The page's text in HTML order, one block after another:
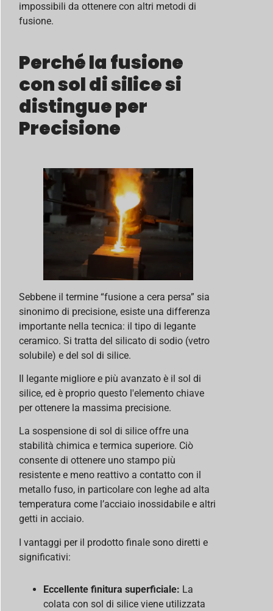
impossibili da ottenere con altri metodi di
fusione.
Perché la fusione
con sol di silice si
distingue per
Precisione
Sebbene il termine “fusione a cera persa” sia
sinonimo di precisione, esiste una differenza
importante nella tecnica: il tipo di legante
ceramico. Si tratta del silicato di sodio (vetro
solubile) e del sol di silice.
Il legante migliore e più avanzato è il sol di
silice, ed è proprio questo l'elemento chiave
per ottenere la massima precisione.
La sospensione di sol di silice offre una
stabilità chimica e termica superiore. Ciò
consente di ottenere uno stampo più
resistente e meno reattivo a contatto con il
metallo fuso, in particolare con leghe ad alta
temperatura come l’acciaio inossidabile e altri
getti in acciaio.
I vantaggi per il prodotto finale sono diretti e
significativi:
Eccellente finitura superficiale: La
colata con sol di silice viene utilizzata